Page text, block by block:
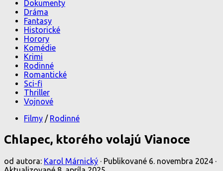
Dokumenty
Dráma
Fantasy
Historické
Horory
Komédie
Krimi
Rodinné
Romantické
Sci-fi
Thriller
Vojnové
Filmy / Rodinné
Chlapec, ktorého volajú Vianoce
od autora: Karol Márnický · Publikované 6. novembra 2024 ·